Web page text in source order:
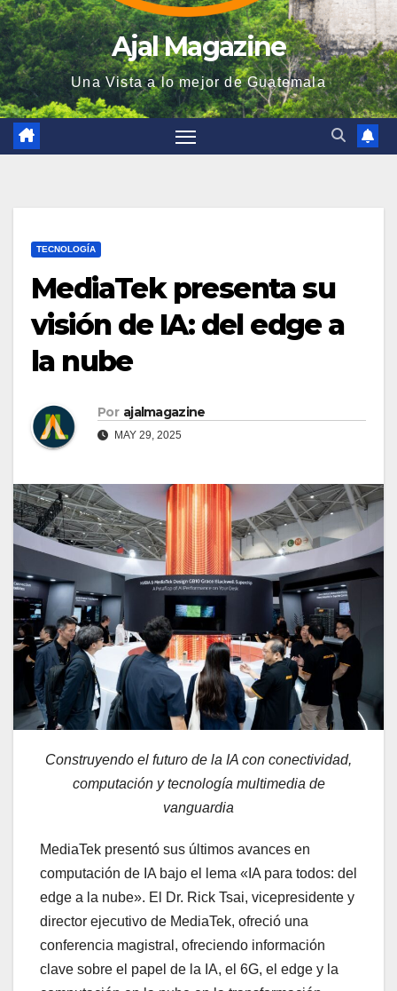
Ajal Magazine
Una Vista a lo mejor de Guatemala
TECNOLOGÍA
MediaTek presenta su
visión de IA: del edge a
la nube
Por ajalmagazine
MAY 29, 2025
Construyendo el futuro de la IA con conectividad,
computación y tecnología multimedia de
vanguardia
MediaTek presentó sus últimos avances en
computación de IA bajo el lema «IA para todos: del
edge a la nube». El Dr. Rick Tsai, vicepresidente y
director ejecutivo de MediaTek, ofreció una
conferencia magistral, ofreciendo información
clave sobre el papel de la IA, el 6G, el edge y la